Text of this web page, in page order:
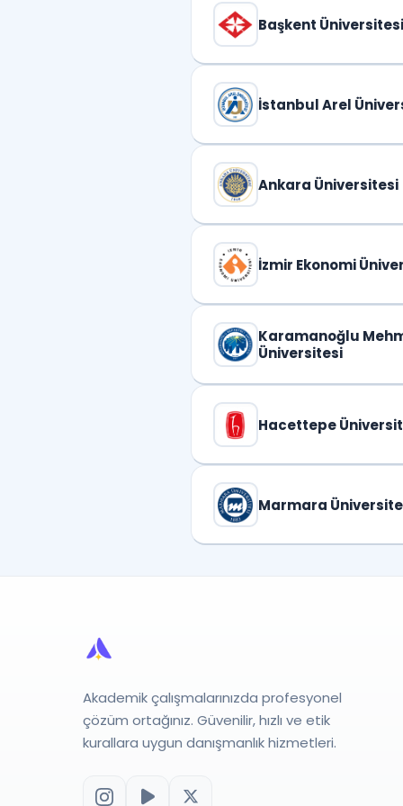
Başkent Üniversitesi
İstanbul Arel
Ankara Üniversitesi
İzmir Ekonomi
Karamanoğlu
Üniversitesi
Hacettepe
Marmara
Akademik çalışmalarınızda profesyonel
çözüm ortağınız. Güvenilir, hızlı ve etik
kurallara uygun danışmanlık hizmetleri.